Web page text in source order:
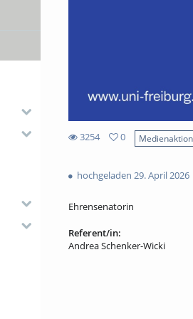
3254
views
0
hochgeladen 29. April 2026
Ehrensenatorin
Referent/in:
Andrea Schenker-Wicki